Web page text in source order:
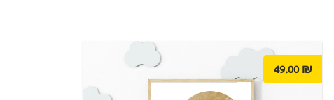
₪
49.00